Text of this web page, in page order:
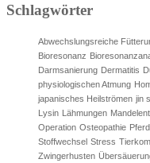
Schlagwörter
Abwechslungsreiche
Bioresonanz
Darmsanierung Dermatitis
physiologischen Atmung
japanisches Heilströmen jin
Lysin
Lähmungen
Operation Osteopathie Pferd
Stoffwechsel Stress
Zwingerhusten